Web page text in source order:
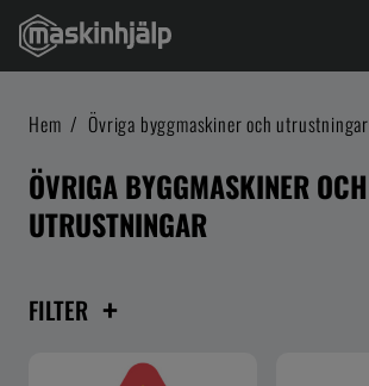
Hem / Övriga byggmaskiner och utrustningar
ÖVRIGA BYGGMASKINER OCH
UTRUSTNINGAR
FILTER +